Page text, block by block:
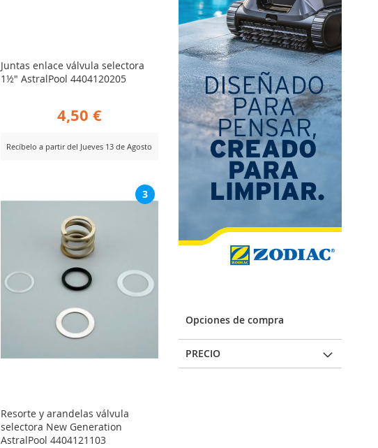
Juntas enlace válvula selectora
1½" AstralPool 4404120205
4,50 €
Recíbelo a partir del Jueves 13 de Agosto
PARA
COMPARAR
3
Resorte y arandelas válvula
selectora New Generation
AstralPool 4404121103
Opciones de compra
PRECIO